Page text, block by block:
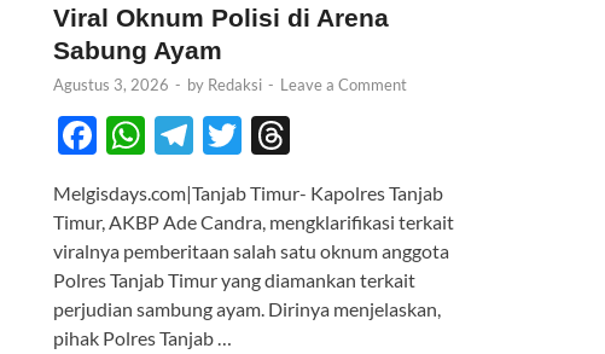
Viral Oknum Polisi di Arena
Sabung Ayam
Agustus 3, 2026 - by Redaksi - Leave a Comment
F
e
b
o
o
W
at
s
A
p
T
e
gr
a
m
T
itt
er
e
a
ds
Melgisdays.com|Tanjab Timur- Kapolres Tanjab
Timur, AKBP Ade Candra, mengklarifikasi terkait
viralnya pemberitaan salah satu oknum anggota
Polres Tanjab Timur yang diamankan terkait
perjudian sambung ayam. Dirinya menjelaskan,
pihak Polres Tanjab …